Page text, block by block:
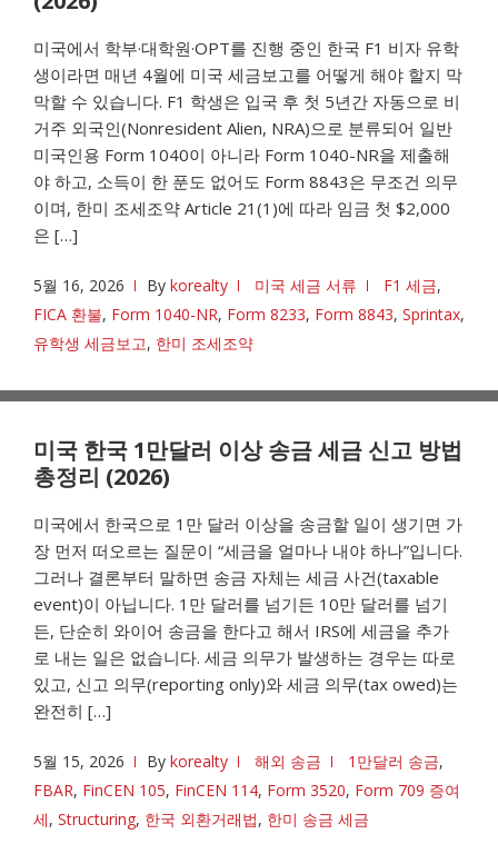
미국에서 학부·대학원·OPT를 진행 중인 한국 F1 비자 유학
생이라면 매년 4월에 미국 세금보고를 어떻게 해야 할지 막
막할 수 있습니다. F1 학생은 입국 후 첫 5년간 자동으로 비
거주 외국인(Nonresident Alien, NRA)으로 분류되어 일반
미국인용 Form 1040이 아니라 Form 1040-NR을 제출해
야 하고, 소득이 한 푼도 없어도 Form 8843은 무조건 의무
이며, 한미 조세조약 Article 21(1)에 따라 임금 첫 $2,000
은 […]
5월 16, 2026 By korealty 미국 세금 서류 F1 세금,
FICA 환불, Form 1040-NR, Form 8233, Form 8843, Sprintax,
유학생 세금보고, 한미 조세조약
미국 한국 1만달러 이상 송금 세금 신고 방법
총정리 (2026)
미국에서 한국으로 1만 달러 이상을 송금할 일이 생기면 가
장 먼저 떠오르는 질문이 “세금을 얼마나 내야 하나”입니다.
그러나 결론부터 말하면 송금 자체는 세금 사건(taxable
event)이 아닙니다. 1만 달러를 넘기든 10만 달러를 넘기
든, 단순히 와이어 송금을 한다고 해서 IRS에 세금을 추가
로 내는 일은 없습니다. 세금 의무가 발생하는 경우는 따로
있고, 신고 의무(reporting only)와 세금 의무(tax owed)는
완전히 […]
5월 15, 2026 By korealty 해외 송금 1만달러 송금,
FBAR, FinCEN 105, FinCEN 114, Form 3520, Form 709 증여
세, Structuring, 한국 외환거래법, 한미 송금 세금